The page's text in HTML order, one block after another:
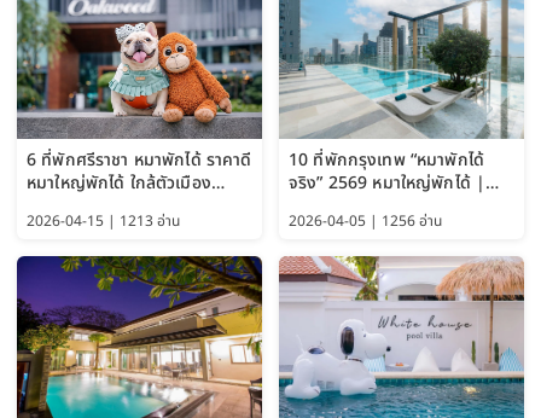
6 ที่พักศรีราชา หมาพักได้ ราคาดี
หมาใหญ่พักได้ ใกล้ตัวเมือง
2026-04-15 | 1213 อ่าน
10 ที่พักกรุงเทพ “หมาพักได้
จริง” 2569 หมาใหญ่พักได้ |
Bangkok อัปเดตล่าสุด
2026-04-05 | 1256 อ่าน